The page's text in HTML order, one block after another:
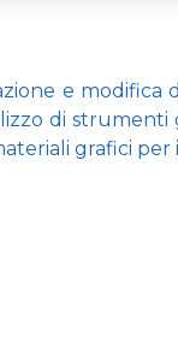
e modifica
di strumenti
grafici per